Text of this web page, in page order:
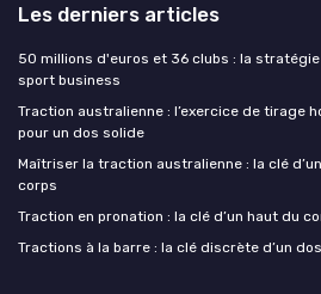
Les derniers articles
50 millions d'euros et 36 clubs : la
sport business
Traction australienne : l’exercice de tirage
pour un dos solide
Maîtriser la traction australienne : la clé
corps
Traction en pronation : la clé d’un haut du
Tractions à la barre : la clé discrète d’un